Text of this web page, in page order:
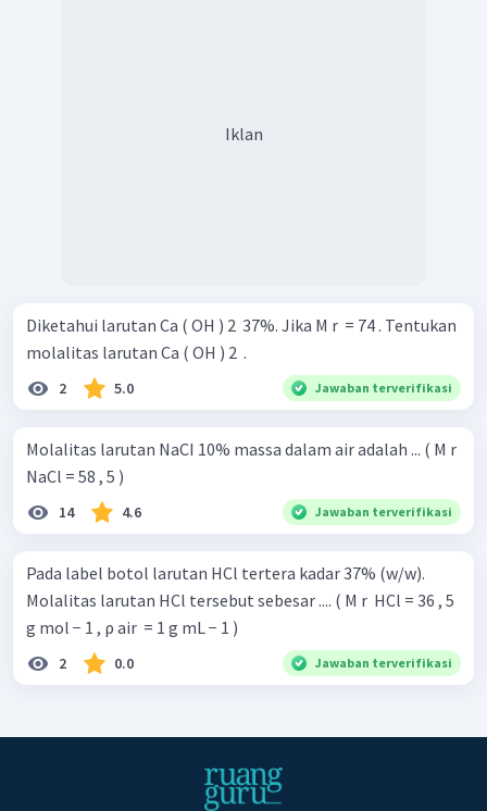
Iklan
Diketahui larutan Ca ( OH ) 2 ​ 37%. Jika M r ​ = 74 . Tentukan
molalitas larutan Ca ( OH ) 2 ​ .
2 5.0 Jawaban terverifikasi
Molalitas larutan NaCI 10% massa dalam air adalah ... ( M r ​
NaCl = 58 , 5 )
14 4.6 Jawaban terverifikasi
Pada label botol larutan HCl tertera kadar 37% (w/w).
Molalitas larutan HCl tersebut sebesar .... ( M r ​ HCl = 36 , 5
g mol − 1 , ρ air ​ = 1 g mL − 1 )
2 0.0 Jawaban terverifikasi